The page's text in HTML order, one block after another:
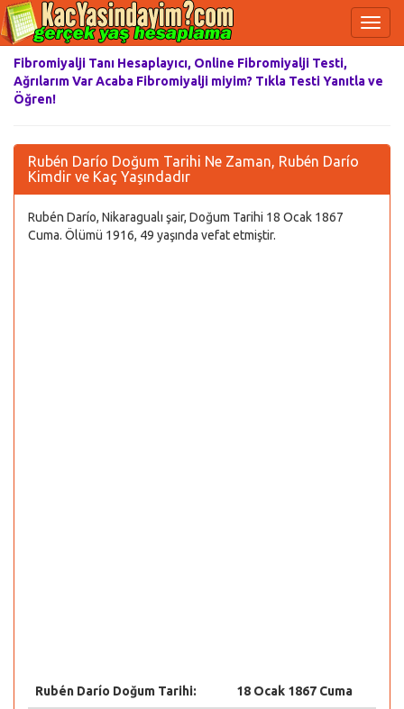
Fibromiyalji Tanı Hesaplayıcı, Online Fibromiyalji Testi,
Ağrılarım Var Acaba Fibromiyalji miyim? Tıkla Testi Yanıtla ve
Öğren!
Rubén Darío Doğum Tarihi Ne Zaman, Rubén Darío
Kimdir ve Kaç Yaşındadır
Rubén Darío, Nikaragualı şair, Doğum Tarihi 18 Ocak 1867
Cuma. Ölümü 1916, 49 yaşında vefat etmiştir.
Rubén Darío Doğum Tarihi: 18 Ocak 1867 Cuma